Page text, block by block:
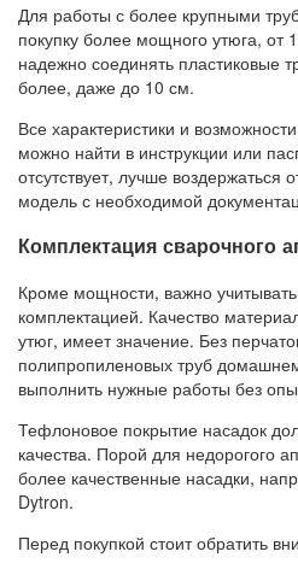
Для работы с более крупными
покупку более мощного утюга, от
надежно соединять пластиковые
более, даже до 10 см.
Все характеристики и
можно найти в инструкции или
отсутствует, лучше воздержаться
модель с необходимой
Комплектация сварочного
Кроме мощности, важно
комплектацией. Качество
утюг, имеет значение. Без
полипропиленовых труб
выполнить нужные работы без
Тефлоновое покрытие насадок
качества. Порой для недорогого
более качественные насадки,
Dytron.
Перед покупкой стоит обратить